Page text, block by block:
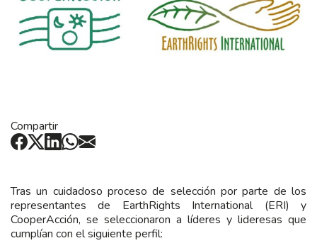
Compartir
Tras un cuidadoso proceso de selección por parte de los
representantes de EarthRights International (ERI) y
CooperAcción, se seleccionaron a líderes y lideresas que
cumplían con el siguiente perfil: